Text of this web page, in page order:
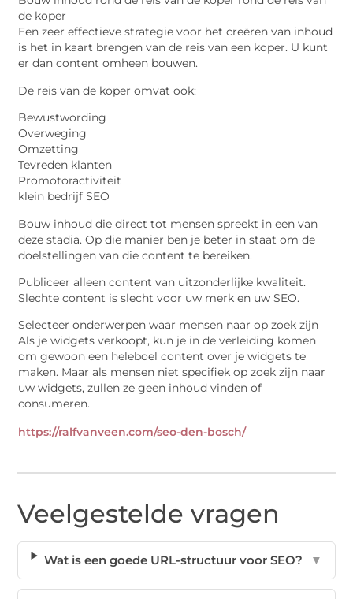
de koper
Een zeer effectieve strategie voor het creëren van inhoud
is het in kaart brengen van de reis van een koper. U kunt
er dan content omheen bouwen.
De reis van de koper omvat ook:
Bewustwording
Overweging
Omzetting
Tevreden klanten
Promotoractiviteit
klein bedrijf SEO
Bouw inhoud die direct tot mensen spreekt in een van
deze stadia. Op die manier ben je beter in staat om de
doelstellingen van die content te bereiken.
Publiceer alleen content van uitzonderlijke kwaliteit.
Slechte content is slecht voor uw merk en uw SEO.
Selecteer onderwerpen waar mensen naar op zoek zijn
Als je widgets verkoopt, kun je in de verleiding komen
om gewoon een heleboel content over je widgets te
maken. Maar als mensen niet specifiek op zoek zijn naar
uw widgets, zullen ze geen inhoud vinden of
consumeren.
https://ralfvanveen.com/seo-den-bosch/
Veelgestelde vragen
Wat is een goede URL-structuur voor SEO? ▼